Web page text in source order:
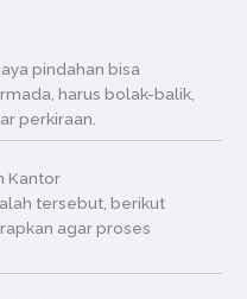
pindahan bisa
harus bolak-balik,
perkiraan.
Kantor
tersebut, berikut
agar proses